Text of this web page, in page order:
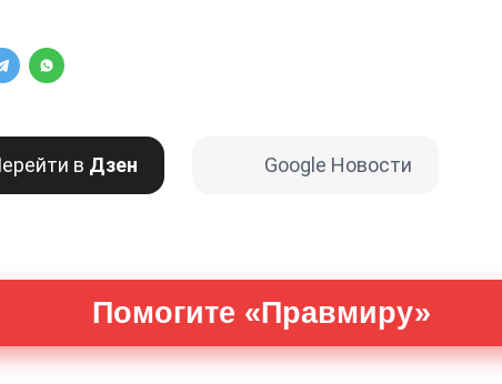
в Дзен Google Новости
Помогите «Правмиру»